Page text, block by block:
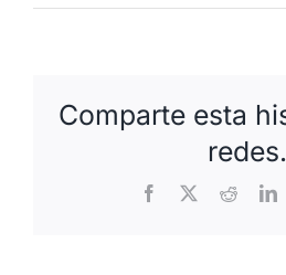
Comparte esta
redes.
Facebook Reddit